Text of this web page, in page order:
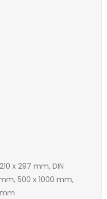
x 297 mm, DIN
500 x 1000 mm,